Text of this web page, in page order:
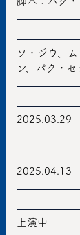
ソ・ジウ、
ン、パク・セ
2025.03.29
2025.04.13
上演中